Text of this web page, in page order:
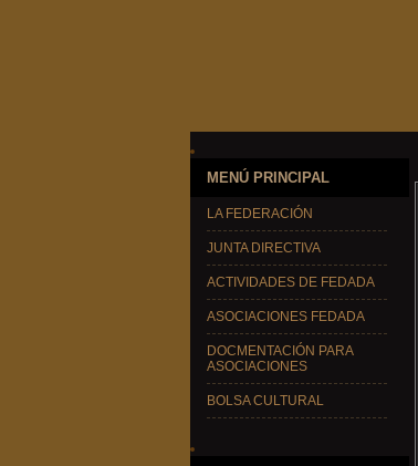
MENÚ PRINCIPAL
LA FEDERACIÓN
JUNTA DIRECTIVA
ACTIVIDADES DE FEDADA
ASOCIACIONES FEDADA
DOCMENTACIÓN PARA
ASOCIACIONES
BOLSA CULTURAL